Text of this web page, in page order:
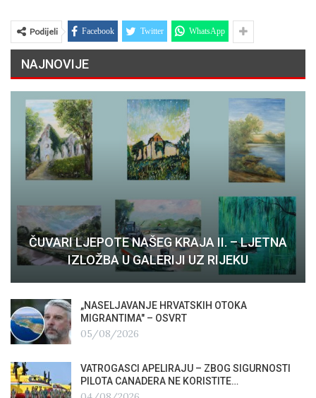
Podijeli Facebook Twitter WhatsApp
NAJNOVIJE
ČUVARI LJEPOTE NAŠEG KRAJA II. – LJETNA
IZLOŽBA U GALERIJI UZ RIJEKU
„NASELJAVANJE HRVATSKIH OTOKA
MIGRANTIMA″ – OSVRT
05/08/2026
VATROGASCI APELIRAJU – ZBOG SIGURNOSTI
PILOTA CANADERA NE KORISTITE…